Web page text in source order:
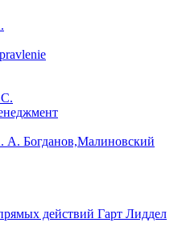
А. Богданов,Малиновский
действий Гарт Лиддел